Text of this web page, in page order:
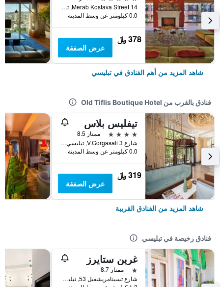
14 Merab Kostava Street, تبليسي, جورجيا
0.0 كيلومتر عن وسط المدينة
378 ﷼
عرض الصفقة
شاهد المزيد من أهم الفنادق في تبليسي
فنادق بالقرب من Old Tiflis Boutique Hotel
تيفليس بلاس
4 نجوم
ممتاز 8.5
شارع V.Gorgasali 3, تبليسي, جورجيا
0.0 كيلومتر عن وسط المدينة
319 ﷼
عرض الصفقة
شاهد المزيد من الفنادق القريبة
فنادق رخيصة في تبليسي
غرين ستايرز
نجمة واحدة
ممتاز 8.7
شارع تسينامريشفيل 53, تبليسي, جورجيا